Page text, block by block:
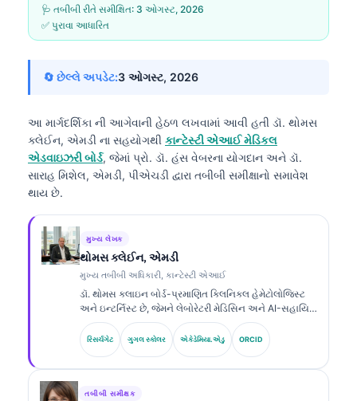
🩺 તબીબી રીતે સમીક્ષિત: 3 ઓગસ્ટ, 2026
✅ પુરાવા આધારિત
🔄 છેલ્લે અપડેટ:3 ઓગસ્ટ, 2026
આ માર્ગદર્શિકા ની આગેવાની હેઠળ લખવામાં આવી હતી ડૉ. થોમસ
ક્લેઈન, એમડી ના સહયોગથી કાન્ટેસ્ટી એઆઈ મેડિકલ
એડવાઇઝરી બોર્ડ, જેમાં પ્રો. ડૉ. હંસ વેબરના યોગદાન અને ડૉ.
સારાહ મિશેલ, એમડી, પીએચડી દ્વારા તબીબી સમીક્ષાનો સમાવેશ
થાય છે.
મુખ્ય લેખક
થોમસ ક્લેઈન, એમડી
મુખ્ય તબીબી અધિકારી, કાન્ટેસ્ટી એઆઈ
ડૉ. થોમસ ક્લાઇન બોર્ડ-પ્રમાણિત ક્લિનિકલ હેમેટોલોજિસ્ટ
અને ઇન્ટર્નિસ્ટ છે, જેમને લેબોરેટરી મેડિસિન અને AI-સહાયિત
ક્લિનિકલ વિશ્લેષણમાં 15 વર્ષથી વધુનો અનુભવ છે. Kantesti
AI ખાતે ચીફ મેડિકલ ઓફિસર તરીકે, તેઓ માલિકી હક્ક ધરાવતા
ન્યુરલ નેટવર્કની તબીબી ચોકસાઈ અંગે ક્લિનિકલ દેખરેખ પૂરી
પ્રકાશિત કરી ચૂક્યા છે.
રિસર્ચગેટ ગુગલ સ્કોલર એકેડેમિયા.એડુ ORCID
તબીબી સમીક્ષક